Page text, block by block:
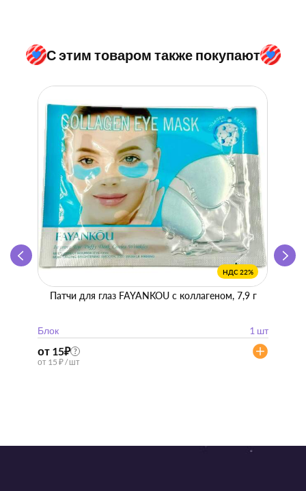
С этим товаром также покупают
НДС 22%
Патчи для глаз FAYANKOU с коллагеном, 7,9 г
Блок 1 шт
от 15₽ ?
от 15 ₽ / шт